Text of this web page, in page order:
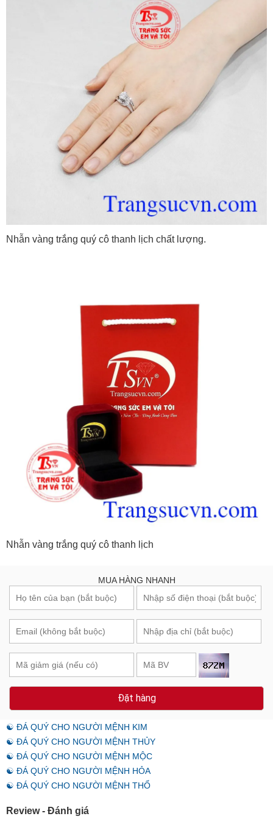
Nhẫn vàng trắng quý cô thanh lịch chất lượng.
Nhẫn vàng trắng quý cô thanh lịch
MUA HÀNG NHANH
Đặt hàng
☯ ĐÁ QUÝ CHO NGƯỜI MỆNH KIM
☯ ĐÁ QUÝ CHO NGƯỜI MỆNH THỦY
☯ ĐÁ QUÝ CHO NGƯỜI MỆNH MỘC
☯ ĐÁ QUÝ CHO NGƯỜI MỆNH HỎA
☯ ĐÁ QUÝ CHO NGƯỜI MỆNH THỔ
Review - Đánh giá